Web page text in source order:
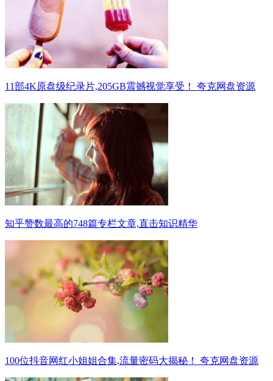
11部4K原盘级纪录片,205GB震撼视觉享受！ 夸克网盘资源
知乎赞数最高的748篇专栏文章,直击知识精华
100位抖音网红小姐姐合集,流量密码大揭秘！ 夸克网盘资源